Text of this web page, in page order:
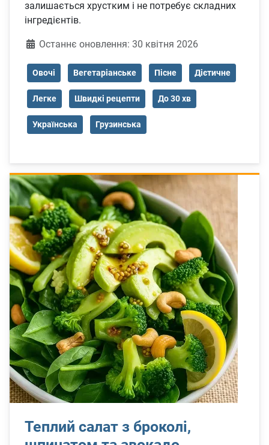
залишається хрустким і не потребує складних
інгредієнтів.
ДеталіОстаннє оновлення: 30 квітня 2026
Овочі Вегетаріанське Пісне Дієтичне
Легке Швидкі рецепти До 30 хв
Українська Грузинська
Теплий салат з броколі,